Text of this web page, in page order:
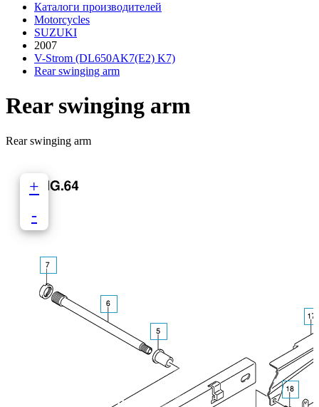
Каталоги производителей
Motorcycles
SUZUKI
2007
V-Strom (DL650AK7(E2) K7)
Rear swinging arm
Rear swinging arm
Rear swinging arm
+
-